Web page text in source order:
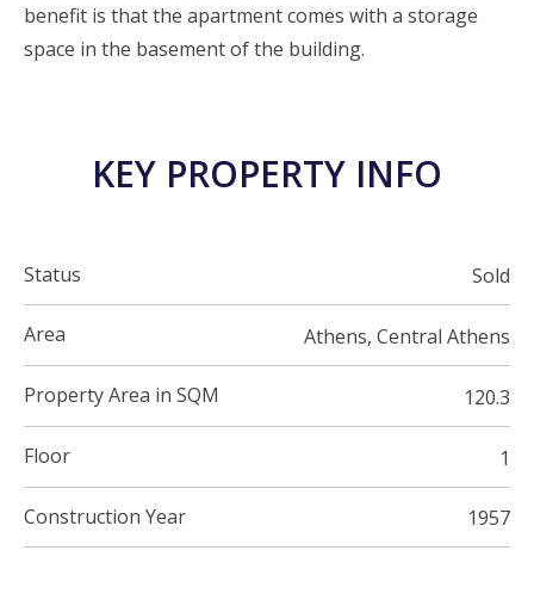
benefit is that the apartment comes with a storage
space in the basement of the building.
KEY PROPERTY INFO
Status Sold
Area Athens, Central Athens
Property Area in SQM 120.3
Floor 1
Construction Year 1957